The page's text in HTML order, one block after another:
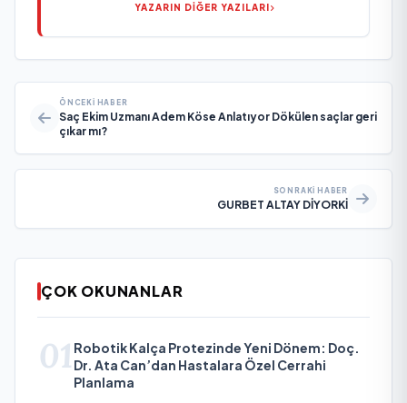
YAZARIN DİĞER YAZILARI
ÖNCEKI HABER
Saç Ekim Uzmanı Adem Köse Anlatıyor Dökülen saçlar geri
çıkar mı?
SONRAKI HABER
GURBET ALTAY DİYORKİ
ÇOK OKUNANLAR
01 Robotik Kalça Protezinde Yeni Dönem: Doç.
Dr. Ata Can’dan Hastalara Özel Cerrahi
Planlama